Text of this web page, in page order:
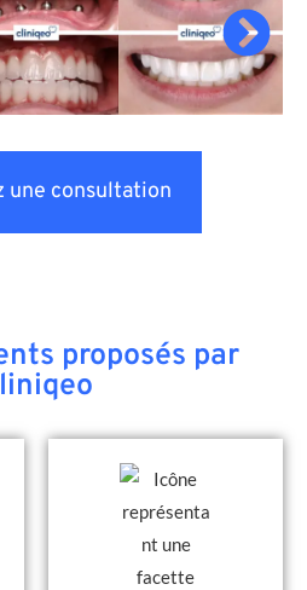
une consultation
proposés par